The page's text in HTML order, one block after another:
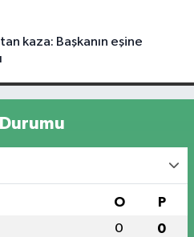
kaza: Başkanın eşine
O P
0 0